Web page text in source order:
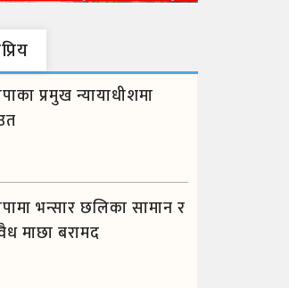
प्रमुख न्यायाधीशमा
भन्सार छलिका सामान र
माछा बरामद